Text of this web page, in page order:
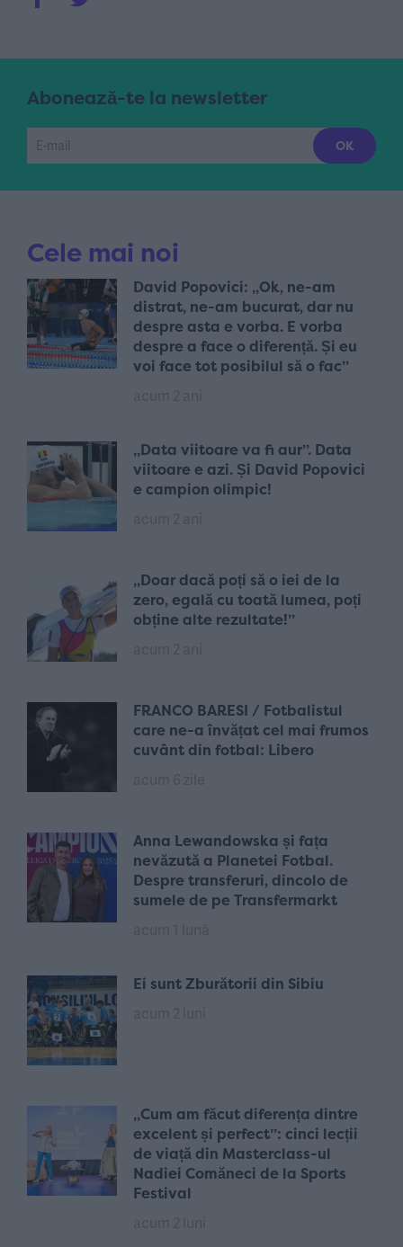
Abonează-te la newsletter
Cele mai noi
David Popovici: „Ok, ne-am
distrat, ne-am bucurat, dar nu
despre asta e vorba. E vorba
despre a face o diferență. Și eu
voi face tot posibilul să o fac”
„Data viitoare va fi aur”. Data
viitoare e azi. Și David Popovici
e campion olimpic!
„Doar dacă poți să o iei de la
zero, egală cu toată lumea, poți
obține alte rezultate!”
FRANCO BARESI / Fotbalistul
care ne-a învățat cel mai frumos
cuvânt din fotbal: Libero
Anna Lewandowska și fața
nevăzută a Planetei Fotbal.
Despre transferuri, dincolo de
sumele de pe Transfermarkt
Ei sunt Zburătorii din Sibiu
„Cum am făcut diferența dintre
excelent și perfect”: cinci lecții
de viață din Masterclass-ul
Nadiei Comăneci de la Sports
Festival